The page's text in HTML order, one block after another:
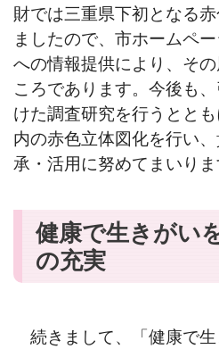
財では三重県下初となる
ましたので、市ホームペ
への情報提供により、そ
ころであります。今後も
けた調査研究を行うとと
内の赤色立体図化を行い
承・活用に努めてまいりま
健康で生きがい
の充実
続きまして、「健康で